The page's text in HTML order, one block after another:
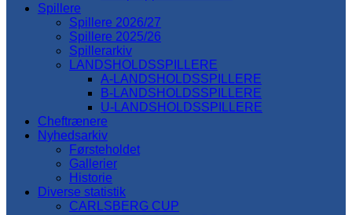
Spillere
Spillere 2026/27
Spillere 2025/26
Spillerarkiv
LANDSHOLDSSPILLERE
A-LANDSHOLDSSPILLERE
B-LANDSHOLDSSPILLERE
U-LANDSHOLDSSPILLERE
Cheftrænere
Nyhedsarkiv
Førsteholdet
Gallerier
Historie
Diverse statistik
CARLSBERG CUP